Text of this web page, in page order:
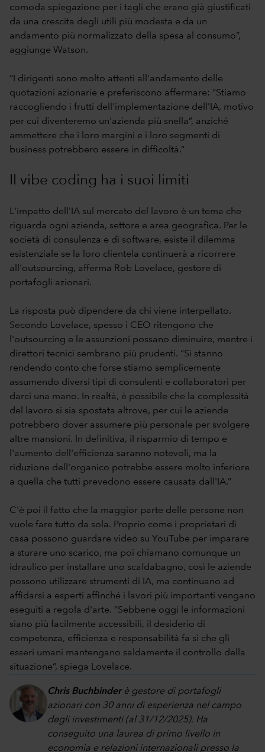
comoda spiegazione per i tagli che erano già giustificati
da una crescita degli utili più modesta e da un
andamento più normalizzato della spesa al consumo”,
aggiunge Watson.
“I dirigenti sono molto attenti all'andamento delle
quotazioni azionarie e preferiscono affermare: “Stiamo
raccogliendo i frutti dell'implementazione dell'IA, motivo
per cui diventeremo un'azienda più snella”, anziché
ammettere che i loro margini e i loro segmenti di
business potrebbero essere in difficoltà.”
Il vibe coding ha i suoi limiti
L'impatto dell'IA sul mercato del lavoro è un tema che
riguarda ogni azienda, settore e area geografica. Per le
società di consulenza e di software, esiste il dilemma
esistenziale se la loro clientela continuerà a ricorrere
all'outsourcing, afferma Rob Lovelace, gestore di
portafogli azionari.
La risposta può dipendere da chi viene interpellato.
Secondo Lovelace, spesso i CEO ritengono che
l'outsourcing e le assunzioni possano diminuire, mentre i
direttori tecnici sembrano più prudenti. “Si stanno
rendendo conto che forse stiamo semplicemente
assumendo diversi tipi di consulenti e collaboratori per
darci una mano. In realtà, è possibile che la complessità
del lavoro si sia spostata altrove, per cui le aziende
potrebbero dover assumere più personale per svolgere
altre mansioni. In definitiva, il risparmio di tempo e
l'aumento dell'efficienza saranno notevoli, ma la
riduzione dell'organico potrebbe essere molto inferiore
a quella che tutti prevedono essere causata dall'IA.”
C'è poi il fatto che la maggior parte delle persone non
vuole fare tutto da sola. Proprio come i proprietari di
casa possono guardare video su YouTube per imparare
a sturare uno scarico, ma poi chiamano comunque un
idraulico per installare uno scaldabagno, così le aziende
possono utilizzare strumenti di IA, ma continuano ad
affidarsi a esperti affinché i lavori più importanti vengano
eseguiti a regola d'arte. “Sebbene oggi le informazioni
siano più facilmente accessibili, il desiderio di
competenza, efficienza e responsabilità fa sì che gli
esseri umani mantengano saldamente il controllo della
situazione”, spiega Lovelace.
Chris Buchbinderè gestore di portafogli
azionari con 30 anni di esperienza nel campo
degli investimenti (al 31/12/2025). Ha
conseguito una laurea di primo livello in
economia e relazioni internazionali presso la